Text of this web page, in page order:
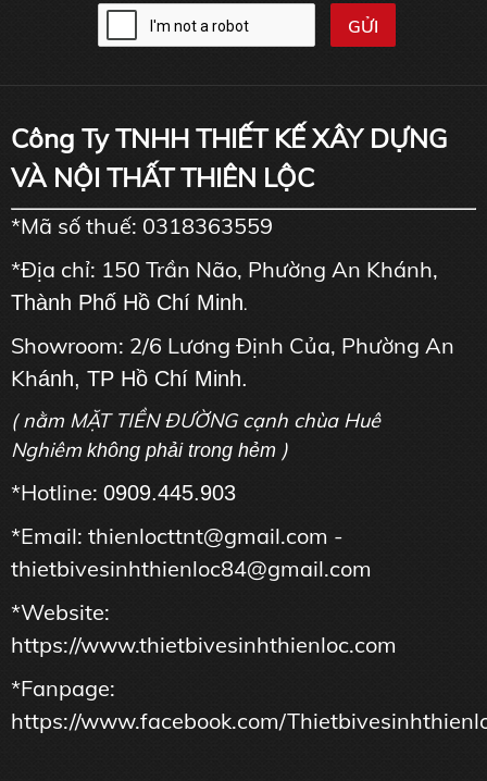
Công Ty TNHH THIẾT KẾ XÂY DỰNG
VÀ NỘI THẤT THIÊN LỘC
*Mã số thuế: 0318363559
*Địa chỉ: 150 Trần Não, Phường An Khánh,
Thành Phố Hồ Chí Minh.
Showroom: 2/6 Lương Định Của, Phường An
Khánh, TP Hồ Chí Minh.
( nằm MẶT TIỀN ĐƯỜNG cạnh chùa Huê
Nghiêm không phải trong hẻm )
*Hotline: 0909.445.903
*Email: thienlocttnt@gmail.com -
thietbivesinhthienloc84@gmail.com
*Website:
https://www.thietbivesinhthienloc.com
*Fanpage:
https://www.facebook.com/